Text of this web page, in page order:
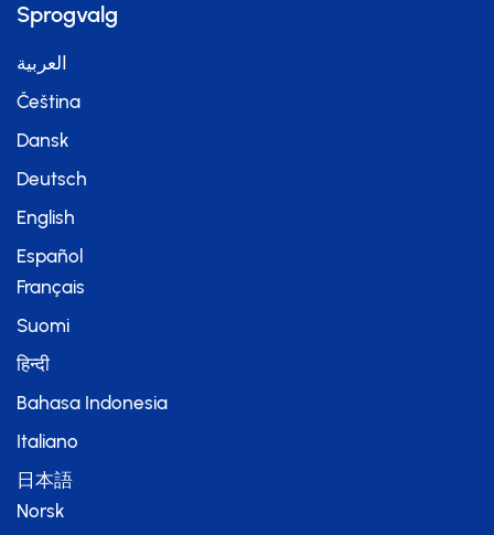
Sprogvalg
العربية
Čeština
Dansk
Deutsch
English
Español
Français
Suomi
हिन्दी
Bahasa Indonesia
Italiano
日本語
Norsk